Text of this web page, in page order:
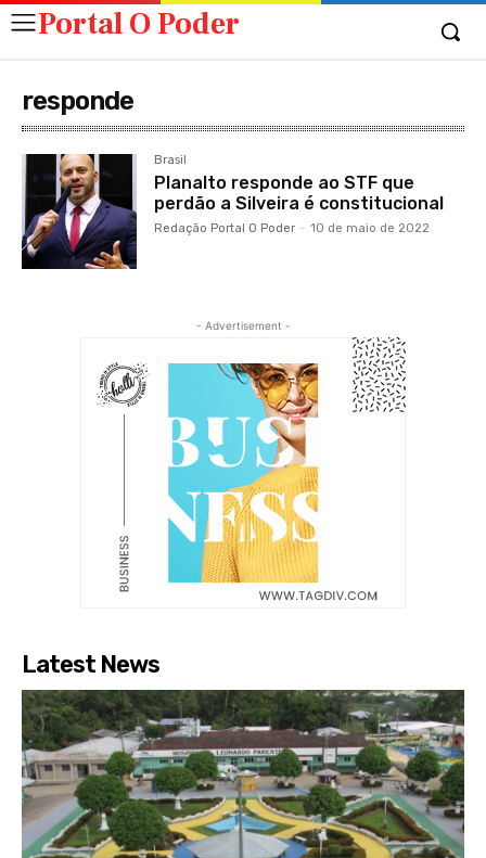
Portal O Poder
responde
Brasil
Planalto responde ao STF que
perdão a Silveira é constitucional
Redação Portal O Poder - 10 de maio de 2022
- Advertisement -
Latest News